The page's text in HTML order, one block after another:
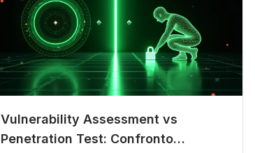
Vulnerability Assessment vs
Penetration Test: Confronto